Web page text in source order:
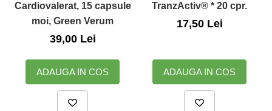
Cardiovalerat, 15 capsule
moi, Green Verum
39,00 Lei
ADAUGA IN COS
TranzActiv® * 20 cpr.
17,50 Lei
ADAUGA IN COS